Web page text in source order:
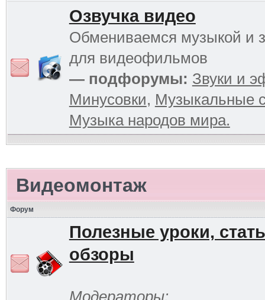
Озвучка видео
Обмениваемся музыкой и
для видеофильмов
— подфорумы: Звуки и
Минусовки, Музыкальные
Музыка народов мира.
Видеомонтаж
Форум
Полезные уроки,
обзоры
Модераторы: